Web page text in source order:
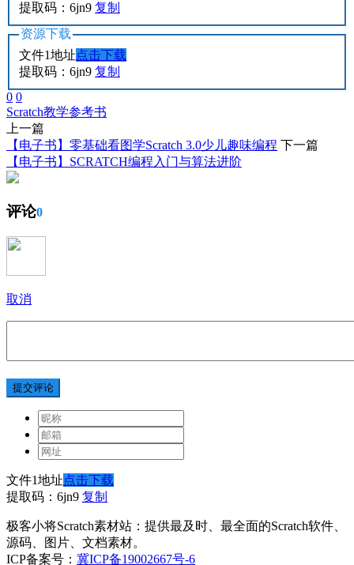
提取码：6jn9 复制
资源下载
文件1地址点击下载
提取码：6jn9 复制
0 0
Scratch教学参考书
上一篇
【电子书】零基础看图学Scratch 3.0少儿趣味编程 下一篇
【电子书】SCRATCH编程入门与算法进阶
评论0
取消
提交评论
文件1地址点击下载
提取码：6jn9 复制
极客小将Scratch素材站：提供最及时、最全面的Scratch软件、
源码、图片、文档素材。
ICP备案号： 冀ICP备19002667号-6